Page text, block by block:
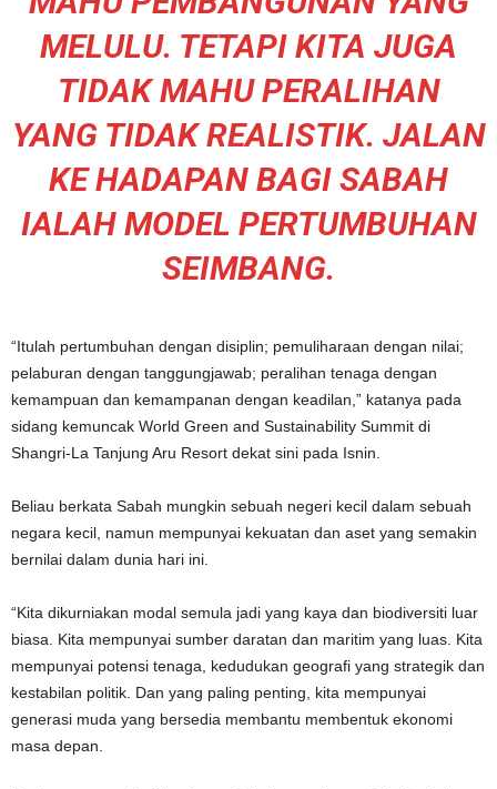
MELULU. TETAPI KITA JUGA
TIDAK MAHU PERALIHAN
YANG TIDAK REALISTIK. JALAN
KE HADAPAN BAGI SABAH
IALAH MODEL PERTUMBUHAN
SEIMBANG.
“Itulah pertumbuhan dengan disiplin; pemuliharaan dengan nilai;
pelaburan dengan tanggungjawab; peralihan tenaga dengan
kemampuan dan kemampanan dengan keadilan,” katanya pada
sidang kemuncak World Green and Sustainability Summit di
Shangri-La Tanjung Aru Resort dekat sini pada Isnin.
Beliau berkata Sabah mungkin sebuah negeri kecil dalam sebuah
negara kecil, namun mempunyai kekuatan dan aset yang semakin
bernilai dalam dunia hari ini.
“Kita dikurniakan modal semula jadi yang kaya dan biodiversiti luar
biasa. Kita mempunyai sumber daratan dan maritim yang luas. Kita
mempunyai potensi tenaga, kedudukan geografi yang strategik dan
kestabilan politik. Dan yang paling penting, kita mempunyai
generasi muda yang bersedia membantu membentuk ekonomi
masa depan.